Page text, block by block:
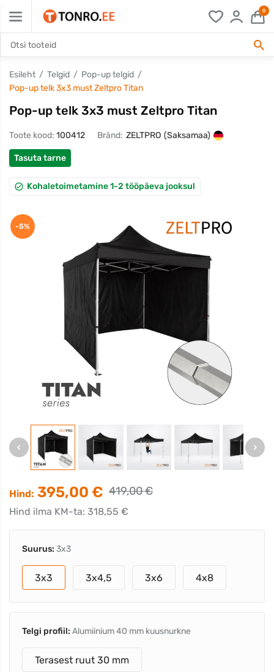
0
Esileht Telgid
Pop-up telgid
Pop-up telk 3x3 must Zeltpro Titan
Pop-up telk 3x3 must Zeltpro Titan
Toote kood: 100412 Bränd: ZELTPRO (Saksamaa)
Tasuta tarne
Kohaletoimetamine 1-2 tööpäeva jooksul
-5%
Hind: 395,00 € 419,00 €
Hind ilma KM-ta: 318,55 €
Suurus: 3x3
3x3 3x4,5 3x6 4x8
Telgi profiil: Alumiinium 40 mm kuusnurkne
Terasest ruut 30 mm